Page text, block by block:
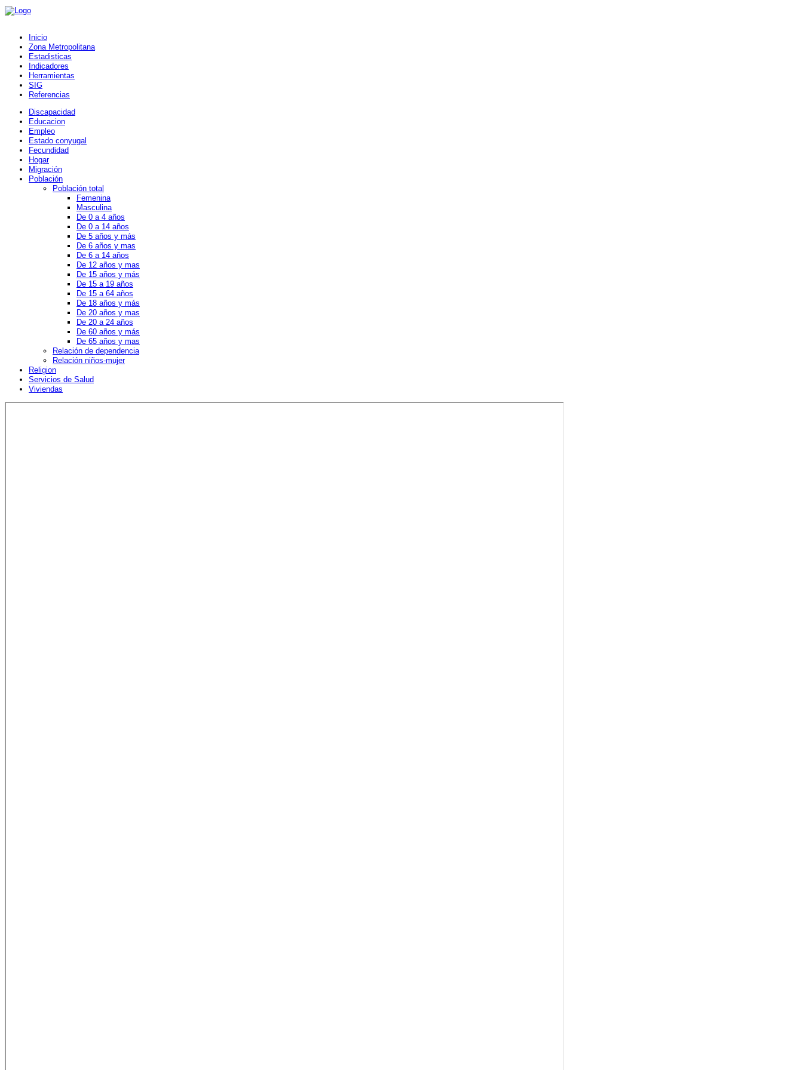
Inicio
Zona Metropolitana
Estadisticas
Indicadores
Herramientas
SIG
Referencias
Discapacidad
Educacion
Empleo
Estado conyugal
Fecundidad
Hogar
Migración
Población
Población total
Femenina
Masculina
De 0 a 4 años
De 0 a 14 años
De 5 años y más
De 6 años y mas
De 6 a 14 años
De 12 años y mas
De 15 años y más
De 15 a 19 años
De 15 a 64 años
De 18 años y más
De 20 años y mas
De 20 a 24 años
De 60 años y más
De 65 años y mas
Relación de dependencia
Relación niños-mujer
Religion
Servicios de Salud
Viviendas